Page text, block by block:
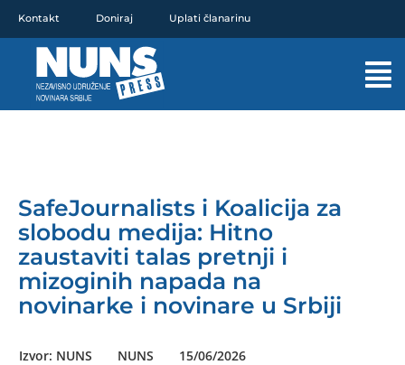
sadržaj
Kontakt Doniraj Uplati članarinu
SafeJournalists i Koalicija za
slobodu medija: Hitno
zaustaviti talas pretnji i
mizoginih napada na
novinarke i novinare u Srbiji
Izvor: NUNS NUNS 15/06/2026